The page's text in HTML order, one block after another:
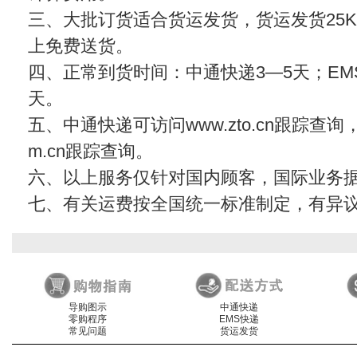
三、大批订货适合货运发货，货运发货
上免费送货。
四、正常到货时间：中通快递3—5天；
天。
五、中通快递可访问www.zto.cn跟踪查询
m.cn跟踪查询。
六、以上服务仅针对国内顾客，国际业务
七、有关运费按全国统一标准制定，有异
导购图示
零购程序
常见问题
中通快递
EMS快递
货运发货